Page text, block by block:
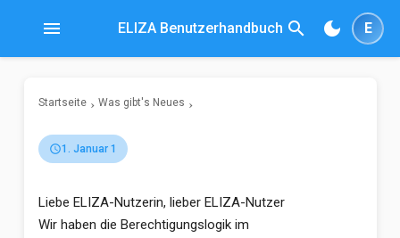
menu ELIZA Benutzerhandbuch search dark_mode E
Startseite Was gibt's Neues
schedule1. Januar 1
Liebe ELIZA-Nutzerin, lieber ELIZA-Nutzer
Wir haben die Berechtigungslogik im